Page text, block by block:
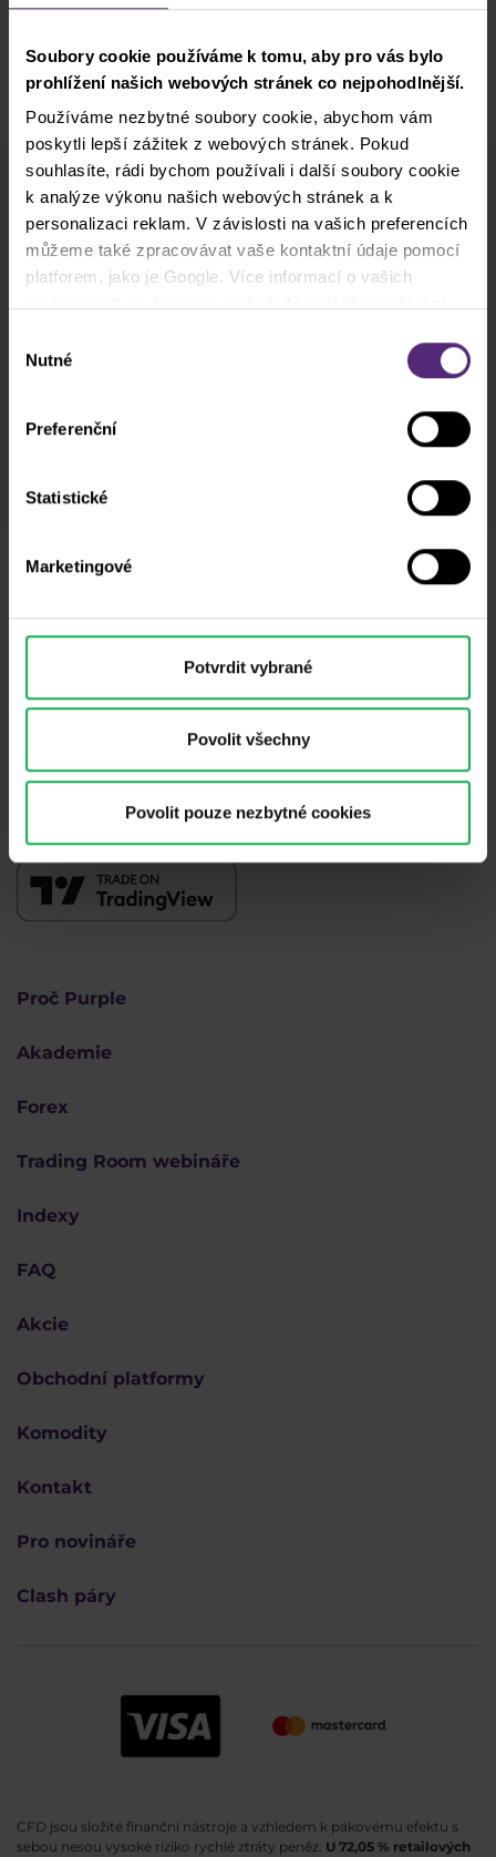
Soubory cookie používáme k tomu, aby pro vás bylo
prohlížení našich webových stránek co nejpohodlnější.
Používáme nezbytné soubory cookie, abychom vám
poskytli lepší zážitek z webových stránek. Pokud
souhlasíte, rádi bychom používali i další soubory cookie
k analýze výkonu našich webových stránek a k
personalizaci reklam. V závislosti na vašich preferencích
můžeme také zpracovávat vaše kontaktní údaje pomocí
platforem, jako je Google. Více informací o vašich
a souhlasíte s tím, že sdílíme vaše informace s třetími
stranami, například s našimi marketingovými partnery. To
zpracovávány ve Spojených státech amerických.
souhlasu
Nutné
Preferenční
Statistické
Marketingové
Potvrdit vybrané
Povolit všechny
Povolit pouze nezbytné cookies
Odběr newsletteru
Co nového v Purple Trading, Market Shot,
podpultovky, tržní analýzy a články...
* Beru na vědomí a přijímám, že mé osobní údaje budou zpracovány v
a propagačních účelů. Dále potvrzuji, beru na vědomí a přijímám
, stejně jakovarování
info@purple-trading.com
+420 228 884 711Po - Pá, 8-16h (CET)
#purpletrading
Proč Purple
Akademie
Forex
Trading Room webináře
Indexy
FAQ
Akcie
Obchodní platformy
Komodity
Kontakt
Pro novináře
Clash páry
CFD jsou složité finanční nástroje a vzhledem k pákovému efektu s
sebou nesou vysoké riziko rychlé ztráty peněz. U 72,05 % retailových